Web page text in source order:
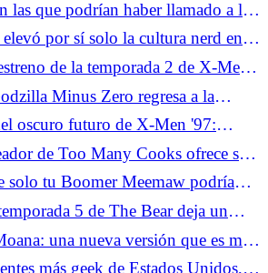
las que podrían haber llamado a la
por sí solo la cultura nerd en la
de la temporada 2 de X-Men
pero también al futuro y
Minus Zero regresa a la
de la franquicia
oscuro futuro de X-Men '97:
Nathan Summers, Apocalipsis y
de Too Many Cooks ofrece su
de Barney
solo tu Boomer Meemaw podría
5 de The Bear deja un
sobre la mesa
una nueva versión que es muy
más geek de Estados Unidos,